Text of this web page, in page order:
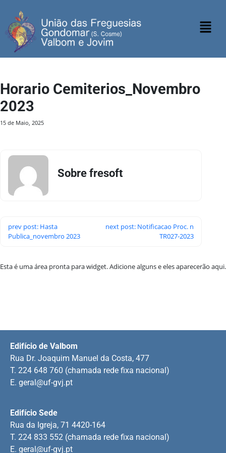
Horario Cemiterios_Novembro
2023
15 de Maio, 2025
Sobre fresoft
prev post: Hasta
Publica_novembro 2023
next post: Notificacao Proc. n
TR027-2023
Esta é uma área pronta para widget. Adicione alguns e eles aparecerão aqui.
Edifício Sede
Rua da Igreja, 71 4420-164
T. 224 833 552 (chamada rede fixa nacional)
E. geral@uf-gvj.pt
Edifício de Valbom
Rua Dr. Joaquim Manuel da Costa, 477
T. 224 648 760 (chamada rede fixa nacional)
E. geral@uf-gvj.pt